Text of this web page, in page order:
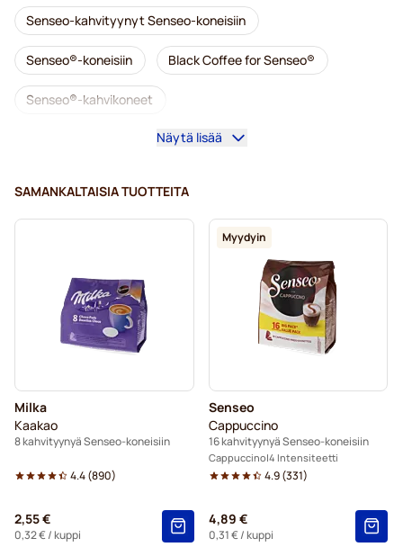
Senseo-kahvityynyt Senseo-koneisiin
Senseo®-koneisiin Black Coffee for Senseo®
Senseo®-kahvikoneet
Café Royal kahvityynyt Senseo-koneisiin
Kofeiinittomat kahvit Senseo-koneisiin
Kalkinpoisto ja huolto Senseo-kahvinkeittimeen
Segafredo-kahvityynyt Senseo-koneisiin
Café René -kahvityynyt Senseo-koneisiin
Merrild-kahvityynyt Senseo-koneisiin
Friele-kahvityynyt Senseo-koneisiin
Gimoka-kahvityynyt Senseo-koneisiin
Näytä lisää
SAMANKALTAISIA TUOTTEITA
Milka
Kaakao
8 kahvityynyä Senseo-koneisiin
4.4(890)
2,55 €
0,32 €/ kuppi
Myydyin
Senseo
Cappuccino
16 kahvityynyä Senseo-koneisiin
Cappuccino 4 Intensiteetti
4.9(331)
4,89 €
0,31 €/ kuppi